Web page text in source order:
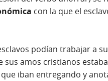
con la que el
podían trabajar a
amos cristianos
iban entregando y